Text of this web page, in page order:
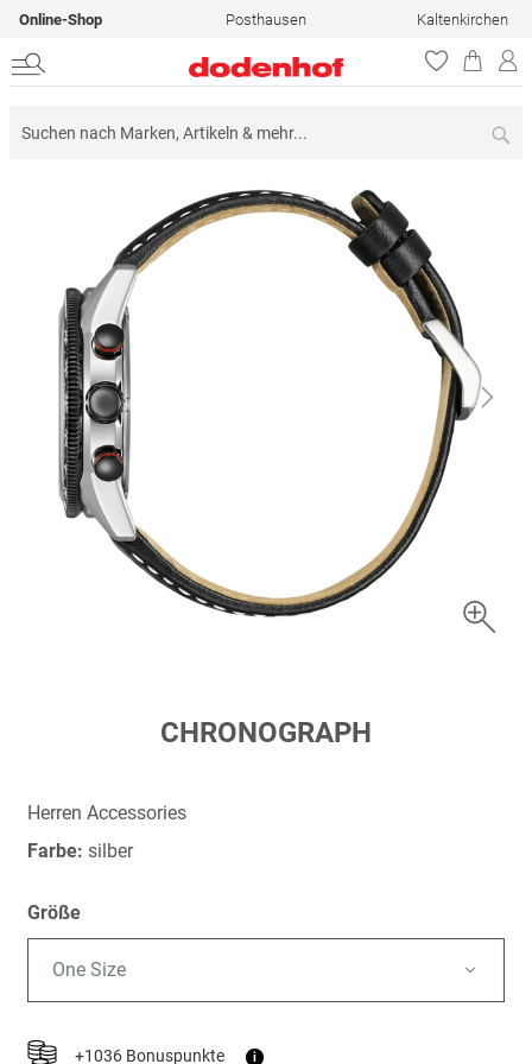
Online-Shop Posthausen Kaltenkirchen
springen
CHRONOGRAPH
Herren Accessories
Farbe: silber
Größe
One Size
+1036 Bonuspunkte i